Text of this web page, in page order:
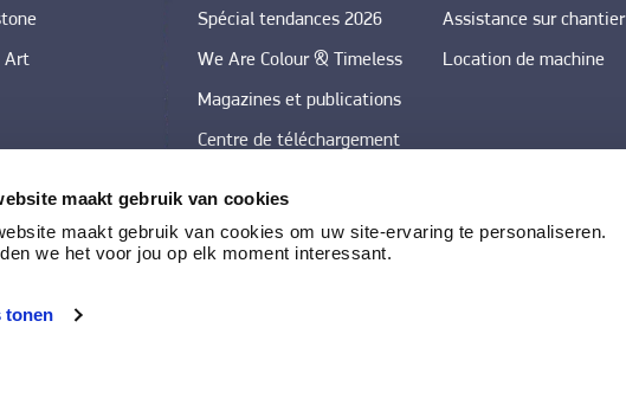
maakt gebruik van cookies
maakt gebruik van cookies om uw site-ervaring te personaliseren.
we het voor jou op elk moment interessant.
tonen
Art
Spécial tendances 2026
We Are Colour & Timeless
Magazines et publications
Centre de téléchargement
Tendances couleurs dans
les techniques décoratives
Assistance sur chantier
Location de machine